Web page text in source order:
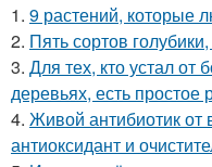
1. 9 растений, которые
2. Пять сортов
3. Для тех, кто устал от
деревьях, есть простое
4. Живой антибиотик
антиоксидант и